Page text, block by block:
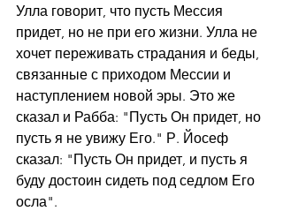
Улла говорит, что пусть Мессия
придет, но не при его жизни. Улла не
хочет переживать страдания и беды,
связанные с приходом Мессии и
наступлением новой эры. Это же
сказал и Рабба: "Пусть Он придет, но
пусть я не увижу Его." Р. Йосеф
сказал: "Пусть Он придет, и пусть я
буду достоин сидеть под седлом Его
осла".